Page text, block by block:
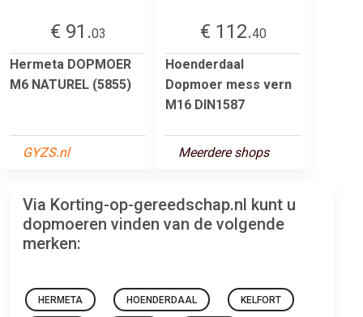
€ 91.03
Hermeta DOPMOER
M6 NATUREL (5855)
GYZS.nl
€ 112.40
Hoenderdaal
Dopmoer mess vern
M16 DIN1587
Meerdere shops
Via Korting-op-gereedschap.nl kunt u
dopmoeren vinden van de volgende
merken:
HERMETA HOENDERDAAL KELFORT